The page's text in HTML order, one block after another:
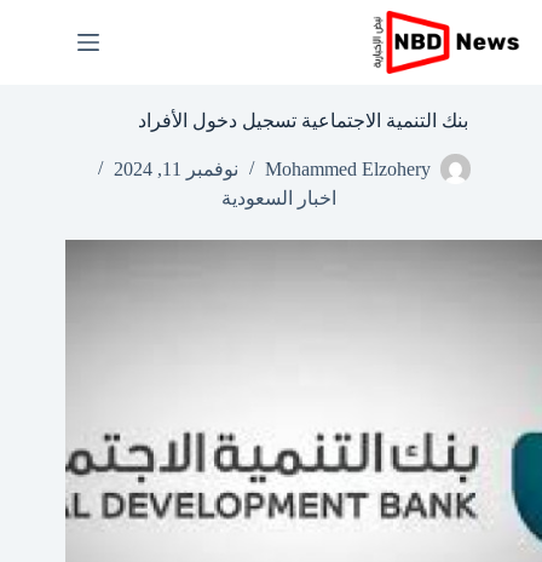
إلى
المحتوى
بنك التنمية الاجتماعية تسجيل دخول الأفراد
Mohammed Elzohery
نوفمبر 11, 2024
اخبار السعودية